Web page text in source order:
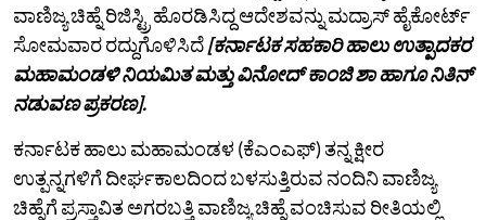
ವಾಣಿಜ್ಯ ಚಿಹ್ನೆ ರಿಜಿಸ್ಟ್ರಿ ಹೊರಡಿಸಿದ್ದ ಆದೇಶವನ್ನು ಮದ್ರಾಸ್‌ ಹೈಕೋರ್ಟ್‌
ಸೋಮವಾರ ರದ್ದುಗೊಳಿಸಿದೆ[ಕರ್ನಾಟಕ ಸಹಕಾರಿ ಹಾಲು ಉತ್ಪಾದಕರ
ಮಹಾಮಂಡಳಿ ನಿಯಮಿತ ಮತ್ತು ವಿನೋದ್‌ ಕಾಂಜಿ ಶಾ ಹಾಗೂ ನಿತಿನ್‌
ನಡುವಣ ಪ್ರಕರಣ].
ಕರ್ನಾಟಕ ಹಾಲು ಮಹಾಮಂಡಳ (ಕೆಎಂಎಫ್) ತನ್ನ ಕ್ಷೀರ
ಉತ್ಪನ್ನಗಳಿಗೆ ದೀರ್ಘಕಾಲದಿಂದ ಬಳಸುತ್ತಿರುವ ನಂದಿನಿ ವಾಣಿಜ್ಯ
ಚಿಹ್ನೆಗೆ ಪ್ರಸ್ತಾವಿತ ಅಗರಬತ್ತಿ ವಾಣಿಜ್ಯ ಚಿಹ್ನೆ ವಂಚಿಸುವ ರೀತಿಯಲ್ಲಿ